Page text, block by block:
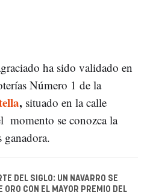
ha sido validado en
Número 1 de la
, situado en la calle
momento se conozca la
ganadora.
DEL SIGLO: UN NAVARRO SE
ORO CON EL MAYOR PREMIO DEL